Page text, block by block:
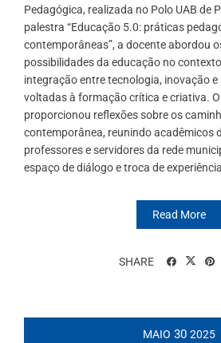
Pedagógica, realizada no Polo UAB de
palestra “Educação 5.0: práticas
contemporâneas”, a docente abordou
possibilidades da educação no
integração entre tecnologia, inovação
voltadas à formação crítica e criativa.
proporcionou reflexões sobre os
contemporânea, reunindo acadêmicos
professores e servidores da rede
espaço de diálogo e troca de
Read More
SHARE
MAIO 30 2025